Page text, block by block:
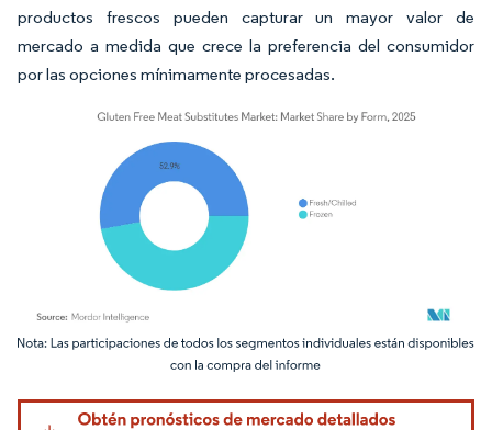
productos frescos pueden capturar un mayor valor de
mercado a medida que crece la preferencia del consumidor
por las opciones mínimamente procesadas.
Imagen © Mordor Intelligence. El uso requiere atribución según CC BY 4.0.